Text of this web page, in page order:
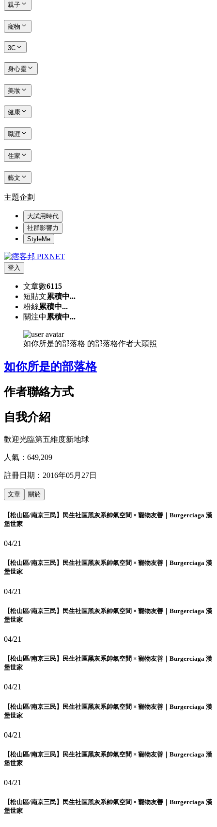
親子
寵物
3C
身心靈
美妝
健康
職涯
住家
藝文
主題企劃
大試用時代
社群影響力
StyleMe
登入
文章數6115
短貼文累積中...
粉絲累積中...
關注中 累積中...
如你所是的部落格 的部落格作者大頭照
如你所是的部落格
作者聯絡方式
自我介紹
歡迎光臨第五維度新地球
人氣： 649,209
註冊日期： 2016年05月27日
文章 關於
【松山區/南京三民】民生社區黑灰系帥氣空間 × 寵物友善｜Burgerciaga 漢
堡世家
04/21
【松山區/南京三民】民生社區黑灰系帥氣空間 × 寵物友善｜Burgerciaga 漢
堡世家
04/21
【松山區/南京三民】民生社區黑灰系帥氣空間 × 寵物友善｜Burgerciaga 漢
堡世家
04/21
【松山區/南京三民】民生社區黑灰系帥氣空間 × 寵物友善｜Burgerciaga 漢
堡世家
04/21
【松山區/南京三民】民生社區黑灰系帥氣空間 × 寵物友善｜Burgerciaga 漢
堡世家
04/21
【松山區/南京三民】民生社區黑灰系帥氣空間 × 寵物友善｜Burgerciaga 漢
堡世家
04/21
【松山區/南京三民】民生社區黑灰系帥氣空間 × 寵物友善｜Burgerciaga 漢
堡世家